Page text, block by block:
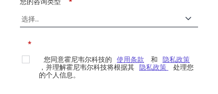
*
您同意霍尼韦尔科技的 使用条款 和 隐私政策
，并理解霍尼韦尔科技将根据其 隐私政策
处理您
的个人信息。